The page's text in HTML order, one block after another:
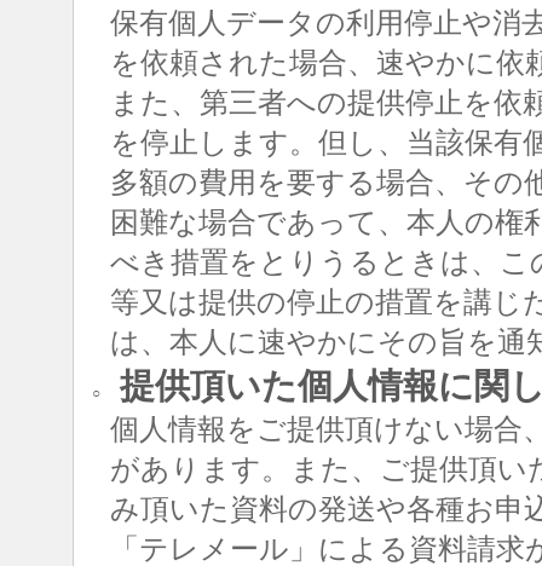
保有個人データの利用停止や消
を依頼された場合、速やかに
また、第三者への提供停止を
を停止します。但し、当該保有
多額の費用を要する場合、その
困難な場合であって、本人の
べき措置をとりうるときは、
等又は提供の停止の措置を講
は、本人に速やかにその旨を通
○ 提供頂いた個人情報に関
個人情報をご提供頂けない場合
があります。また、ご提供頂い
み頂いた資料の発送や各種お
「テレメール」による資料請